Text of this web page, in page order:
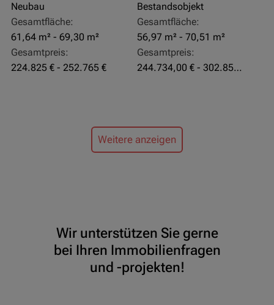
Neubau
Gesamtfläche:
61,64 m² - 69,30 m²
Gesamtpreis:
224.825 € - 252.765 €
Bestandsobjekt
Gesamtfläche:
56,97 m² - 70,51 m²
Gesamtpreis:
244.734,00 € - 302.855,00 €
Weitere anzeigen
Wir unterstützen Sie gerne
bei Ihren Immobilienfragen
und -projekten!